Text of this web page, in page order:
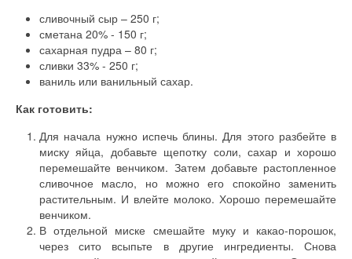
сливочный сыр – 250 г;
сметана 20% - 150 г;
сахарная пудра – 80 г;
сливки 33% - 250 г;
ваниль или ванильный сахар.
Как готовить:
Для начала нужно испечь блины. Для этого разбейте в
миску яйца, добавьте щепотку соли, сахар и хорошо
перемешайте венчиком. Затем добавьте растопленное
сливочное масло, но можно его спокойно заменить
растительным. И влейте молоко. Хорошо перемешайте
венчиком.
В отдельной миске смешайте муку и какао-порошок,
через сито всыпьте в другие ингредиенты. Снова